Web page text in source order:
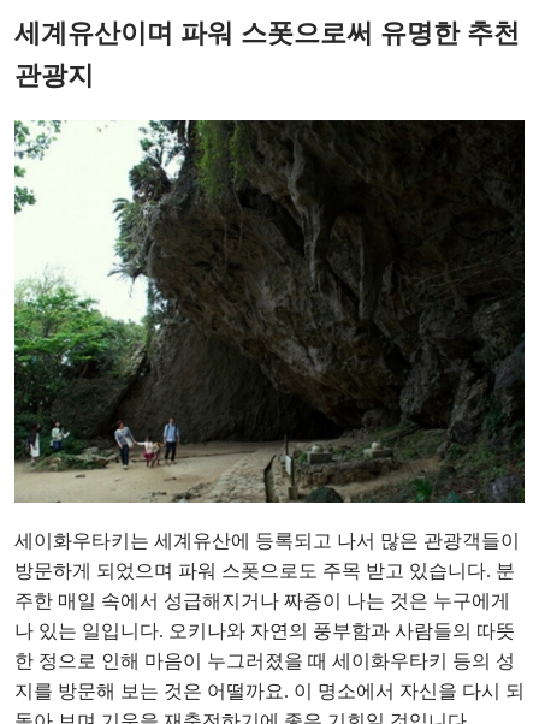
세계유산이며 파워 스폿으로써 유명한 추천
관광지
세이화우타키는 세계유산에 등록되고 나서 많은 관광객들이
방문하게 되었으며 파워 스폿으로도 주목 받고 있습니다. 분
주한 매일 속에서 성급해지거나 짜증이 나는 것은 누구에게
나 있는 일입니다. 오키나와 자연의 풍부함과 사람들의 따뜻
한 정으로 인해 마음이 누그러졌을 때 세이화우타키 등의 성
지를 방문해 보는 것은 어떨까요. 이 명소에서 자신을 다시 되